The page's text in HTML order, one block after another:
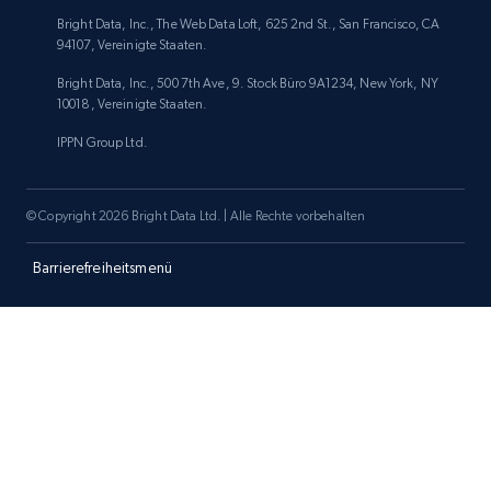
1.9K+ 323+ Jetzt anfangen
price, Currency, Sold, and more.
1.6K+ 181+ Jetzt anfangen
Bright Data, Inc., The Web Data Loft, 625 2nd St., San Francisco, CA
94107, Vereinigte Staaten.
Bright Data, Inc., 500 7th Ave, 9. Stock Büro 9A1234, New York, NY
10018, Vereinigte Staaten.
IPPN Group Ltd.
Barrierefreiheitsmenü
© Copyright 2026 Bright Data Ltd. | Alle Rechte vorbehalten